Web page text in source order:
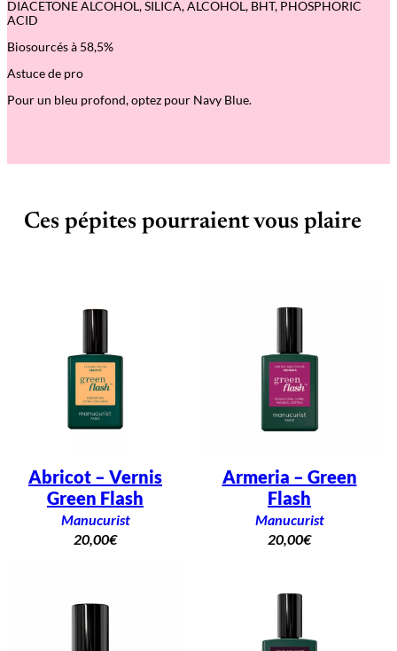
a
s
DIACETONE ALCOHOL, SILICA, ALCOHOL, BHT, PHOSPHORIC
ACID
Biosourcés à 58,5%
Astuce de pro
Pour un bleu profond, optez pour Navy Blue.
Ces pépites pourraient vous plaire
Abricot – Vernis
Green Flash
Manucurist
20,00€
Armeria – Green
Flash
Manucurist
20,00€